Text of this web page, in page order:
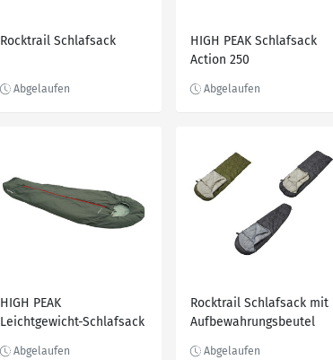
Rocktrail Schlafsack
HIGH PEAK Schlafsack
Action 250
HIGH PEAK
Leichtgewicht-Schlafsack
Rocktrail Schlafsack mit
Aufbewahrungsbeutel